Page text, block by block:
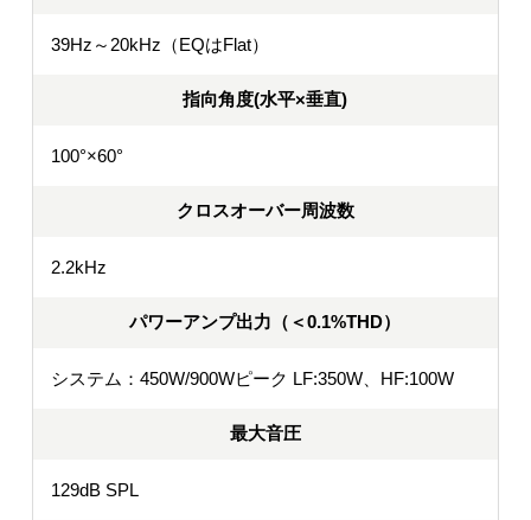
39Hz～20kHz（EQはFlat）
指向角度(水平×垂直)
100°×60°
クロスオーバー周波数
2.2kHz
パワーアンプ出力（＜0.1%THD）
システム：450W/900Wピーク LF:350W、HF:100W
最大音圧
129dB SPL